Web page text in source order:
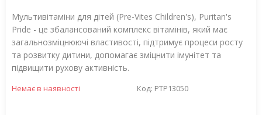
Мультивітаміни для дітей (Pre-Vites Children's), Puritan's
Pride - це збалансований комплекс вітамінів, який має
загальнозміцнюючі властивості, підтримує процеси росту
та розвитку дитини, допомагає зміцнити імунітет та
підвищити рухову активність.
Немає в наявності Код: PTP13050